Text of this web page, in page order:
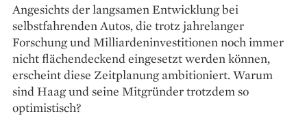
Angesichts der langsamen Entwicklung bei
selbstfahrenden ­Autos, die trotz jahrelanger
Forschung und Milliardeninvestitionen noch immer
nicht flächendeckend eingesetzt werden können,
erscheint diese Zeitplanung ambitioniert. ­Warum
sind Haag und seine Mitgründer trotzdem so
optimistisch?